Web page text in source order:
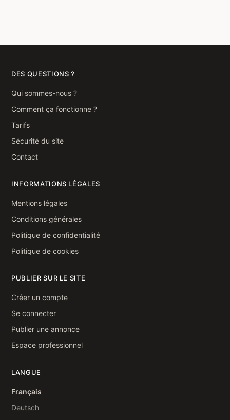
DES QUESTIONS ?
Qui sommes-nous ?
Comment ça fonctionne ?
Tarifs
Sécurité du site
Contact
INFORMATIONS LÉGALES
Mentions légales
Conditions générales
Politique de confidentialité
Politique de cookies
PUBLIER SUR LE SITE
Créer un compte
Se connecter
Publier une annonce
Espace professionnel
LANGUE
Français
Deutsch